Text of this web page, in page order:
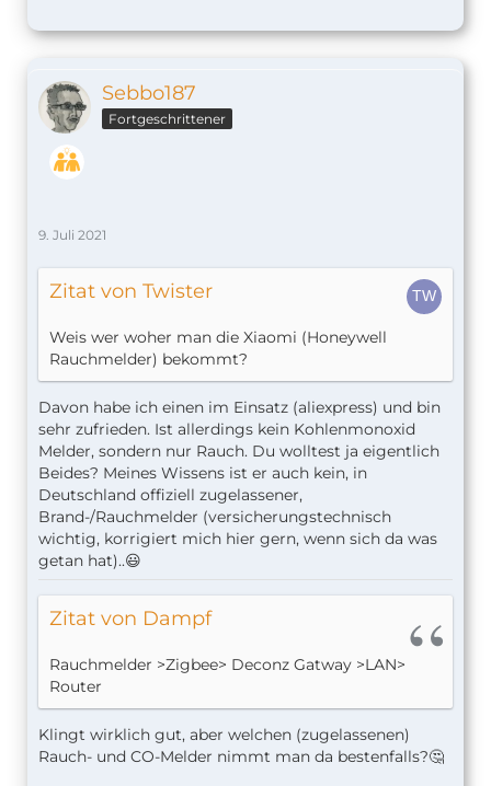
Sebbo187
Fortgeschrittener
9. Juli 2021
Zitat von Twister
Weis wer woher man die Xiaomi (Honeywell
Rauchmelder) bekommt?
Davon habe ich einen im Einsatz (aliexpress) und bin
sehr zufrieden. Ist allerdings kein Kohlenmonoxid
Melder, sondern nur Rauch. Du wolltest ja eigentlich
Beides? Meines Wissens ist er auch kein, in
Deutschland offiziell zugelassener,
Brand-/Rauchmelder (versicherungstechnisch
wichtig, korrigiert mich hier gern, wenn sich da was
getan hat)..😃
Zitat von Dampf
Rauchmelder >Zigbee> Deconz Gatway >LAN>
Router
Klingt wirklich gut, aber welchen (zugelassenen)
Rauch- und CO-Melder nimmt man da bestenfalls?🤔